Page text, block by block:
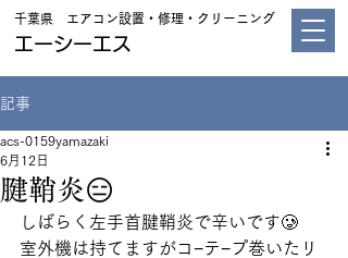
千葉県 エアコン設置・修理・クリーニング
エーシーエス
記事
腱鞘炎😑
acs-0159yamazaki
6月12日
しばらく左手首腱鞘炎で辛いです🥲
室外機は持てますがコ−テ−プ巻いたリ